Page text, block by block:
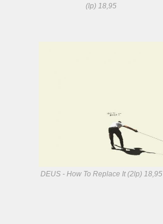
(lp) 18,95
DEUS - How To Replace It (2lp) 18,95